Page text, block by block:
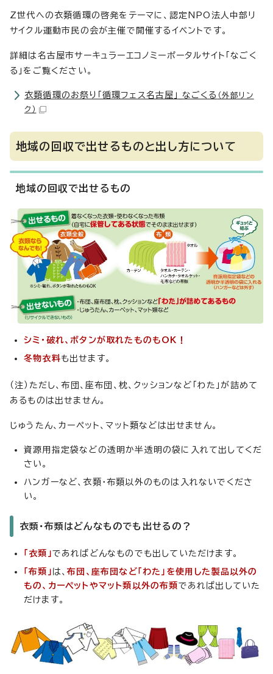
Z世代への衣類循環の啓発をテーマに、認定NPO法人中部リ
サイクル運動市民の会が主催で開催するイベントです。
詳細は名古屋市サーキュラーエコノミーポータルサイト「なごく
る」をご覧ください。
衣類循環のお祭り「循環フェス名古屋」_なごくる （外部リン
ク）
地域の回収で出せるものと出し方について
地域の回収で出せるもの
シミ・破れ、ボタンが取れたものもOK！
冬物衣料も出せます。
（注）ただし、布団、座布団、枕、クッションなど「わた」が詰めて
あるものは出せません。
じゅうたん、カーペット、マット類などは出せません。
資源用指定袋などの透明か半透明の袋に入れて出してくだ
さい。
ハンガーなど、衣類・布類以外のものは入れないでくださ
い。
衣類・布類はどんなものでも出せるの？
「衣類」であればどんなものでも出していただけます。
「布類」 は、布団、座布団など「わた」を使用した製品以外の
もの、カーペットやマット類以外の布類であれば出していた
だけます。